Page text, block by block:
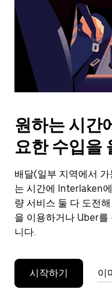
러
날
짜
캘
린
더
닫
으
려
면
Esc
키
누
세
원하는 시간
요한 수입을
배달(일부 지역에서
는 시간에 Interlaken
량 서비스 둘 다 도전
을 이용하거나 Uber를
니다.
시작하기 이